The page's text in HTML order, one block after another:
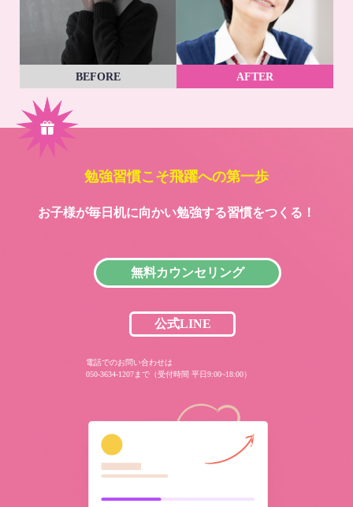
BEFORE AFTER
勉強習慣こそ飛躍への第一歩
お子様が毎日机に向かい勉強する習慣をつくる！
無料カウンセリング
公式LINE
電話でのお問い合わせは
050-3634-1207まで（受付時間 平日9:00~18:00）